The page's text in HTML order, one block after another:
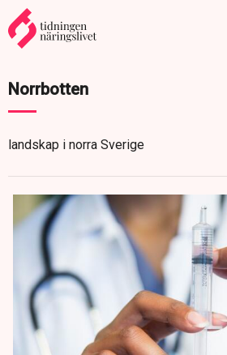
Norrbotten
landskap i norra Sverige